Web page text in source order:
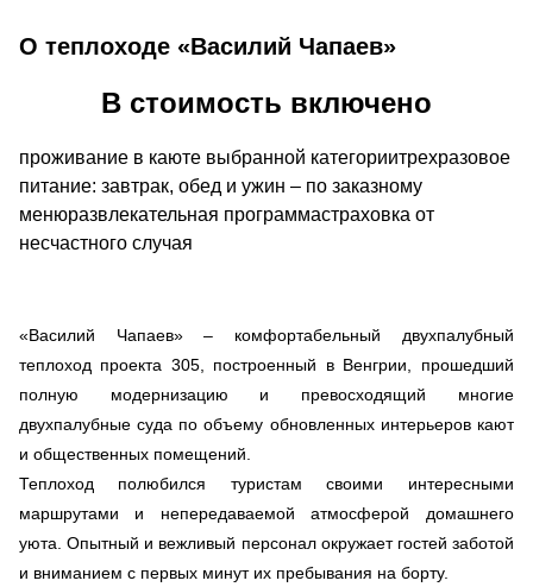
О теплоходе «Василий Чапаев»
«Василий Чапаев» – комфортабельный двухпалубный
теплоход проекта 305, построенный в Венгрии, прошедший
полную модернизацию и превосходящий многие
двухпалубные суда по объему обновленных интерьеров кают
и общественных помещений.
Теплоход полюбился туристам своими интересными
маршрутами и непередаваемой атмосферой домашнего
уюта. Опытный и вежливый персонал окружает гостей заботой
и вниманием с первых минут их пребывания на борту.
В стоимость включено
проживание в каюте выбранной категориитрехразовое
питание: завтрак, обед и ужин – по заказному
менюразвлекательная программастраховка от
несчастного случая